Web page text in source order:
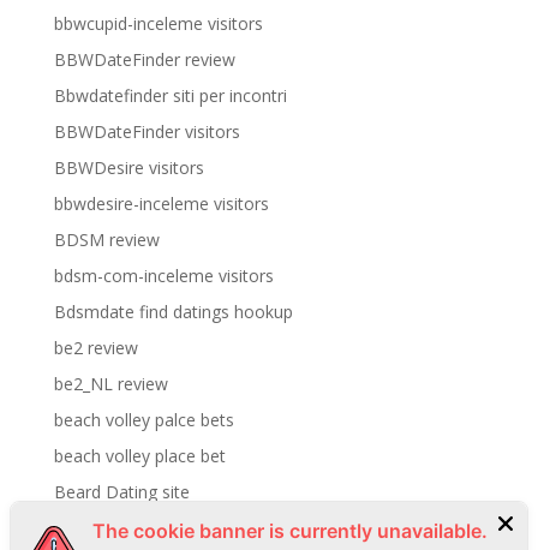
bbwcupid-inceleme visitors
BBWDateFinder review
Bbwdatefinder siti per incontri
BBWDateFinder visitors
BBWDesire visitors
bbwdesire-inceleme visitors
BDSM review
bdsm-com-inceleme visitors
Bdsmdate find datings hookup
be2 review
be2_NL review
beach volley palce bets
beach volley place bet
Beard Dating site
Beard Dating visitors
The cookie banner is currently unavailable.